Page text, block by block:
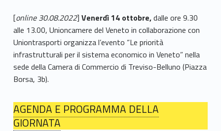
[online 30.08.2022] Venerdì 14 ottobre,dalle ore 9.30
alle 13.00, Unioncamere del Veneto in collaborazione con
Uniontrasporti organizza l’evento “Le priorità
infrastrutturali per il sistema economico in Veneto” nella
sede della Camera di Commercio di Treviso-Belluno (Piazza
Borsa, 3b).
AGENDA E PROGRAMMA DELLA
GIORNATA